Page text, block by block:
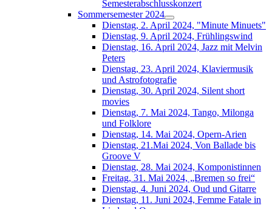
Semesterabschlusskonzert
Sommersemester 2024
Dienstag, 2. April 2024, "Minute Minuets"
Dienstag, 9. April 2024, Frühlingswind
Dienstag, 16. April 2024, Jazz mit Melvin
Peters
Dienstag, 23. April 2024, Klaviermusik
und Astrofotografie
Dienstag, 30. April 2024, Silent short
movies
Dienstag, 7. Mai 2024, Tango, Milonga
und Folklore
Dienstag, 14. Mai 2024, Opern-Arien
Dienstag, 21.Mai 2024, Von Ballade bis
Groove V
Dienstag, 28. Mai 2024, Komponistinnen
Freitag, 31. Mai 2024, „Bremen so frei“
Dienstag, 4. Juni 2024, Oud und Gitarre
Dienstag, 11. Juni 2024, Femme Fatale in